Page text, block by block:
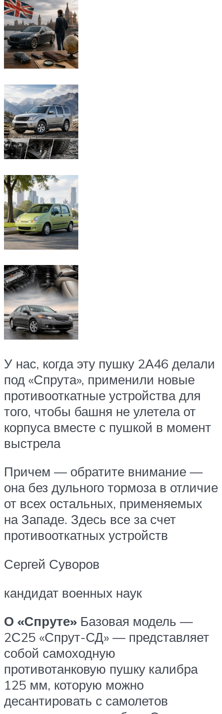
У нас, когда эту пушку 2А46 делали
под «Спрута», применили новые
противооткатные устройства для
того, чтобы башня не улетела от
корпуса вместе с пушкой в момент
выстрела
Причем — обратите внимание —
она без дульного тормоза в отличие
от всех остальных, применяемых
на Западе. Здесь все за счет
противооткатных устройств
Сергей Суворов
кандидат военных наук
О «Спруте» Базовая модель —
2С25 «Спрут-СД» — представляет
собой самоходную
противотанковую пушку калибра
125 мм, которую можно
десантировать с самолетов